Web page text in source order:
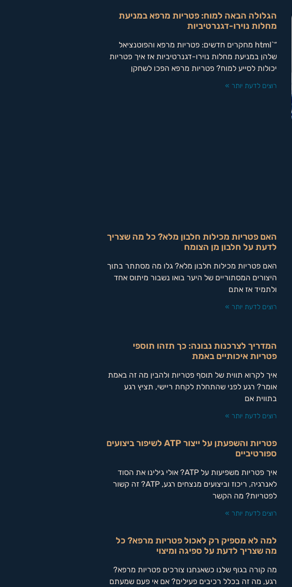
הגלולה הבאה למוח: פטריות מרפא במניעת
מחלות נוירו-דגנרטיביות
“`html מחקרים חדשים: פטריות מרפא והפוטנציאל
שלהן במניעת מחלות נוירו-דגנרטיביות אז איך פטריות
יכולות לסייע למוח? פטריות מרפא הפכו לשחקן
רוצים לדעת יותר »
האם פטריות מכילות חלבון מלא? כל מה שצריך
לדעת על חלבון מן הצומח
האם פטריות מכילות חלבון מלא? גלו מה מסתתר בתוך
היצורים המסתוריים של היער בואו נשבור מיתוס אחד
ולתמיד אז אתם
רוצים לדעת יותר »
המדריך לצרכנות נבונה: כך תזהו תוספי
פטריות איכותיים באמת
איך לקרוא תווית של תוסף פטריות ולהבין מה זה באמת
אומר? רגע לפני שהתחלת לקחת ריישי, תציץ רגע
בתווית אם
רוצים לדעת יותר »
פטריות והשפעתן על ייצור ATP לשיפור ביצועים
ספורטיביים
איך פטריות משפיעות על ATP? אולי גילינו את הסוד
לאנרגיה, ריכוז וביצועים מנצחים רגע, ATP? זה קשור
לפטריות? מה הקשר
רוצים לדעת יותר »
למה לא מספיק רק לאכול פטריות מרפא? כל
מה שצריך לדעת על ספיגה ומיצוי
מה קורה בגוף שלנו כשאנחנו צורכים פטריות מרפא?
רגע, מה זה בכלל רכיבים פעילים? אם אי פעם שמעתם